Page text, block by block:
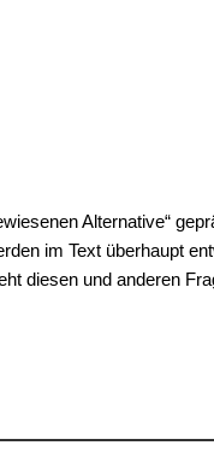
Alternative“
im Text überhaupt
diesen und anderen